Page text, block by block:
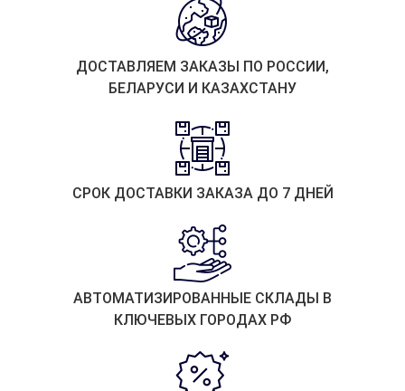
ДОСТАВЛЯЕМ ЗАКАЗЫ ПО РОССИИ,
БЕЛАРУСИ И КАЗАХСТАНУ
СРОК ДОСТАВКИ ЗАКАЗА ДО 7 ДНЕЙ
АВТОМАТИЗИРОВАННЫЕ СКЛАДЫ В
КЛЮЧЕВЫХ ГОРОДАХ РФ